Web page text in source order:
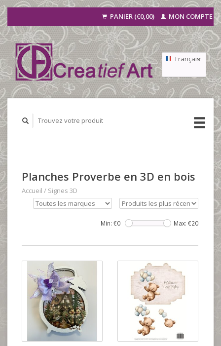
PANIER (€0,00) MON COMPTE
Français
Nederlands
Planches Proverbe en 3D en bois
Accueil / Signes 3D
Min: €0 Max: €20